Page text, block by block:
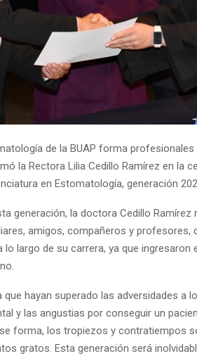
de la BUAP forma
la Rectora Lilia Cedillo Ramírez en la
en Estomatología, generación
generación, la doctora Cedillo Ramírez
amigos, compañeros y profesores,
largo de su carrera, ya que ingresaron
que hayan superado las adversidades a
y las angustias por conseguir un
forma, los tropiezos y contratiempos
gratos. Esta generación será